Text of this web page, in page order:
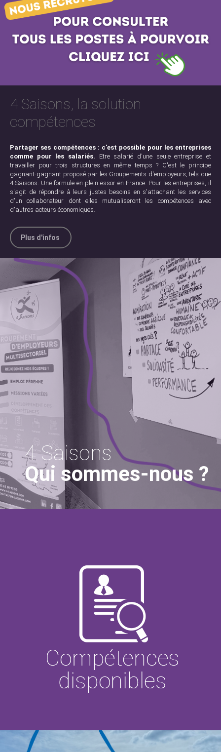
4 Saisons, la solution
compétences
Partager ses compétences : c'est possible pour les entreprises
comme pour les salariés. Etre salarié d'une seule entreprise et
travailler pour trois structures en même temps ? C'est le principe
gagnant-gagnant proposé par les Groupements d'employeurs, tels que
4 Saisons. Une formule en plein essor en France. Pour les entreprises, il
s'agit de répondre à leurs justes besoins en s'attachant les services
d'un collaborateur dont elles mutualiseront les compétences avec
d'autres acteurs économiques.
Plus d'infos
4 Saisons
Qui sommes-nous ?